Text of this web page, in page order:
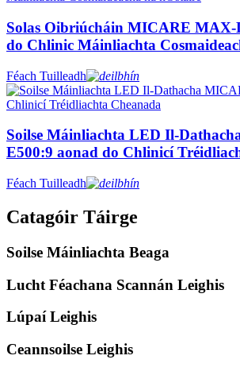
Solas Oibriúcháin MICARE MAX-
do Chlinic Máinliachta
Féach Tuilleadh
Soilse Máinliachta LED Il-
E500:9 aonad do Chlinicí
Féach Tuilleadh
Catagóir Táirge
Soilse Máinliachta Beaga
Lucht Féachana Scannán Leighis
Lúpaí Leighis
Ceannsoilse Leighis